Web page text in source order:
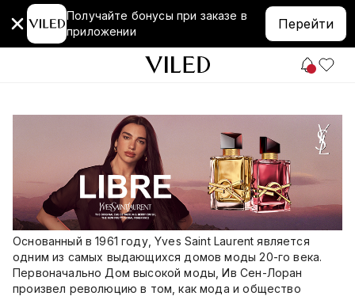
Получайте бонусы при заказе в
приложении
Перейти
Основанный в 1961 году, Yves Saint Laurent является
одним из самых выдающихся домов моды 20-го века.
Первоначально Дом высокой моды, Ив Сен-Лоран
произвел революцию в том, как мода и общество